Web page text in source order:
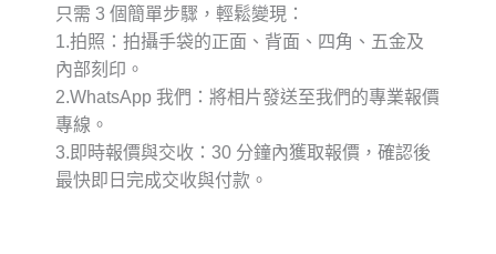
只需 3 個簡單步驟，輕鬆變現：
1.拍照 ：拍攝手袋的正面、背面、四角、五金及
內部刻印。
2.WhatsApp 我們 ：將相片發送至我們的專業報價
專線。
3. 即時報價與交收 ：30 分鐘內獲取報價，確認後
最快即日完成交收與付款。